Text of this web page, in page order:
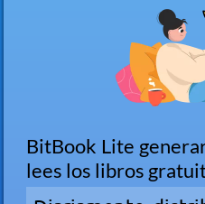
BitBook Lite
lees los libros